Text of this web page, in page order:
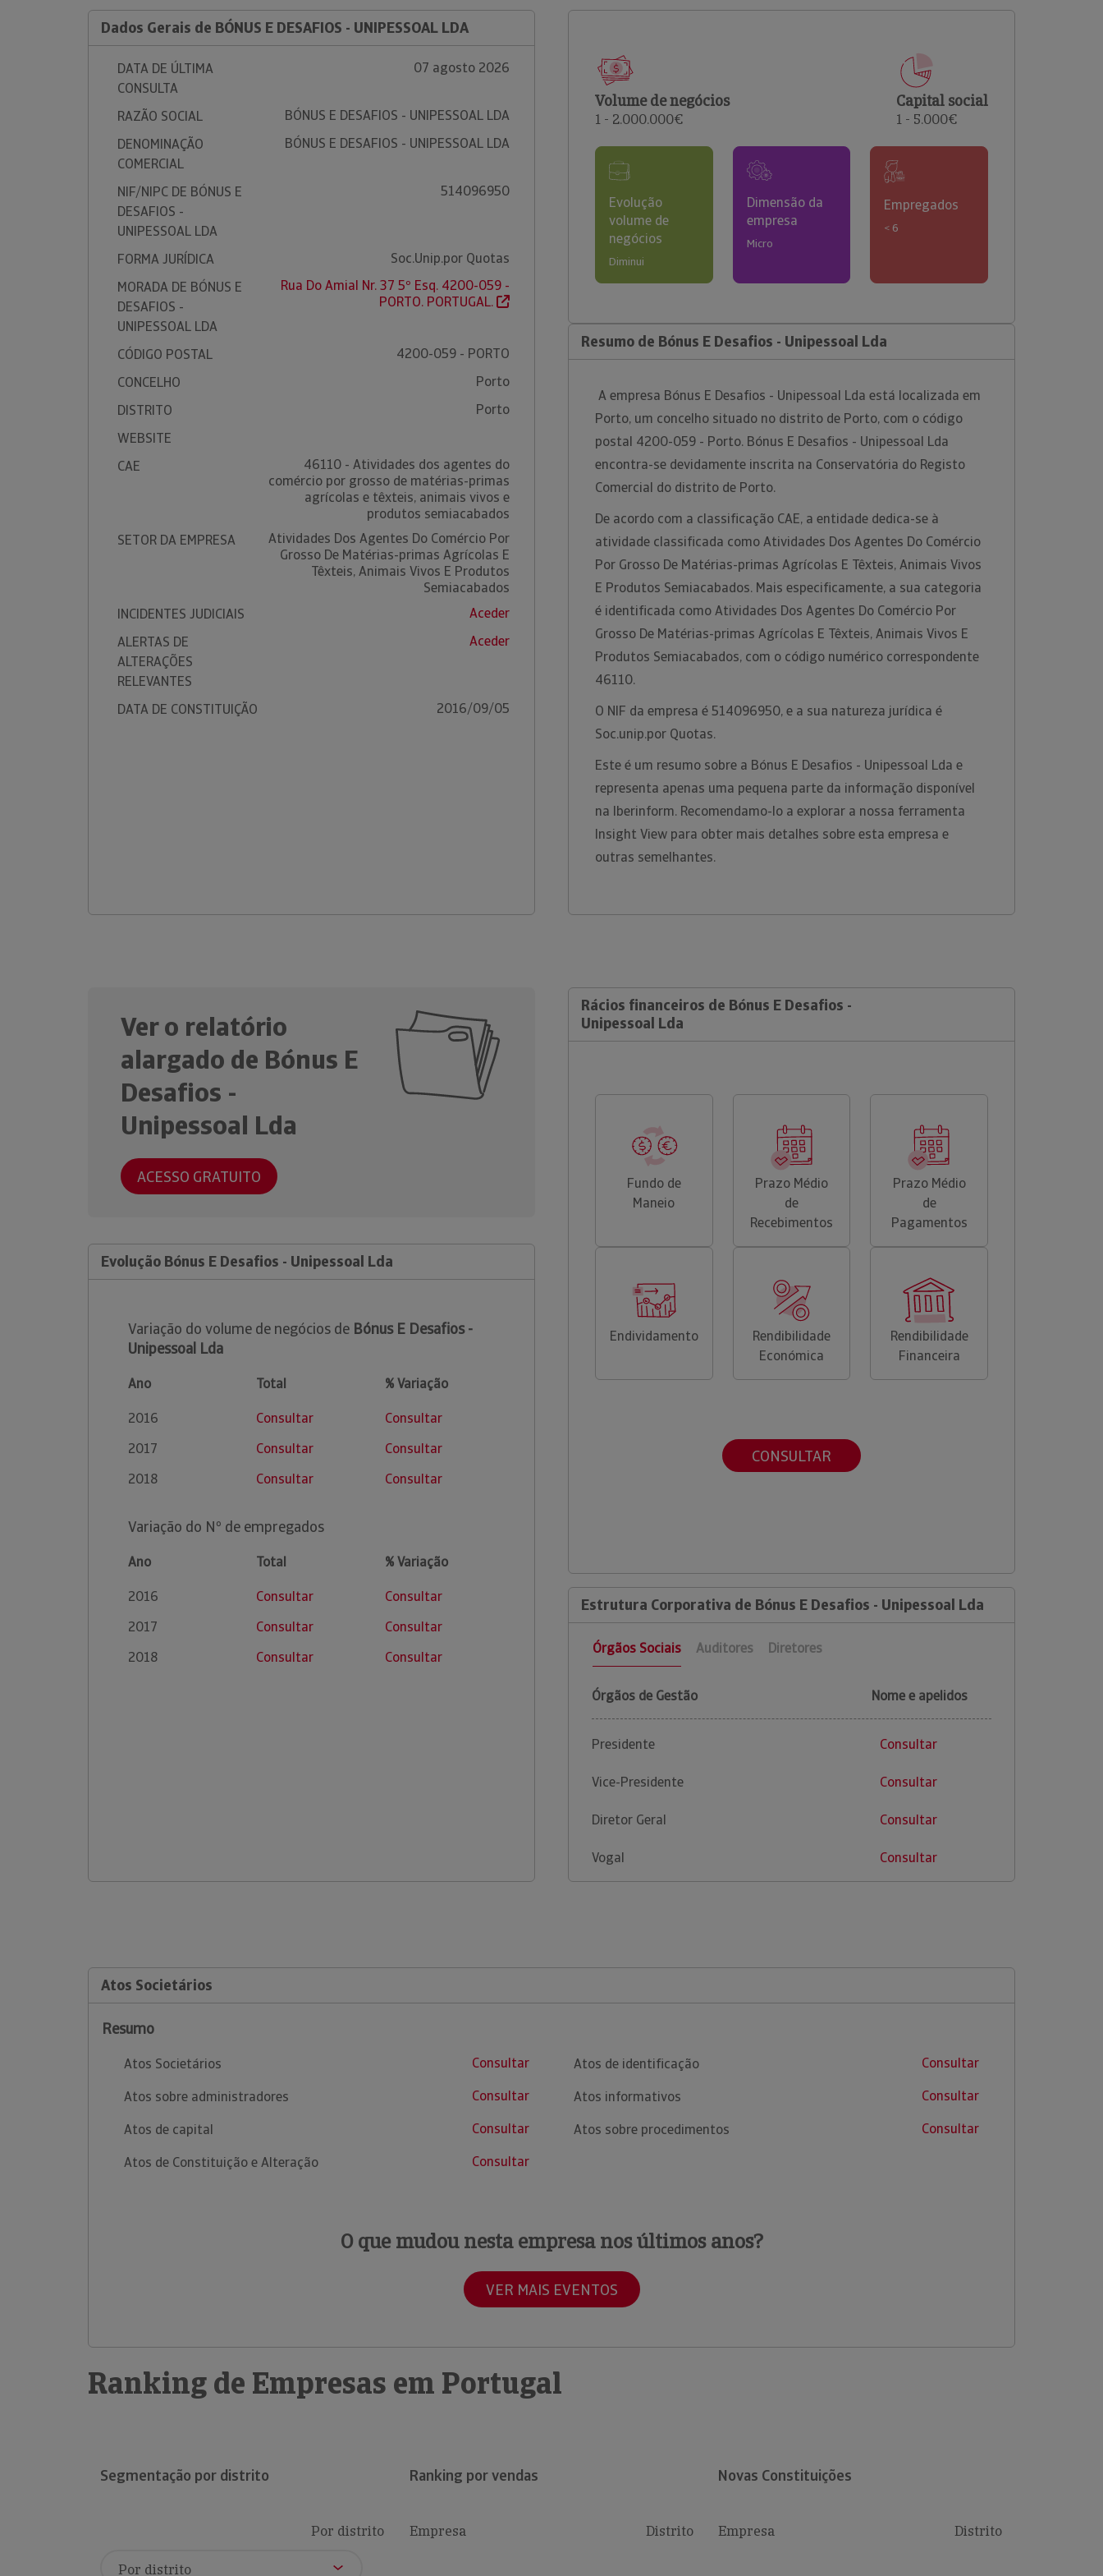
comerciais e analisar o risco de incumprimento dos
Dados Gerais de BÓNUS E DESAFIOS - UNIPESSOAL LDA
DATA DE ÚLTIMA
CONSULTA
07 agosto 2026
RAZÃO SOCIAL
BÓNUS E DESAFIOS - UNIPESSOAL LDA
DENOMINAÇÃO
COMERCIAL
BÓNUS E DESAFIOS - UNIPESSOAL LDA
NIF/NIPC DE BÓNUS E
DESAFIOS -
UNIPESSOAL LDA
514096950
FORMA JURÍDICA
Soc.Unip.por Quotas
MORADA DE BÓNUS E
DESAFIOS -
UNIPESSOAL LDA
Rua Do Amial Nr. 37 5º Esq. 4200-059 -
PORTO. PORTUGAL.
CÓDIGO POSTAL
4200-059 - PORTO
CONCELHO
Porto
DISTRITO
Porto
WEBSITE
CAE
46110 - Atividades dos agentes do
comércio por grosso de matérias-primas
agrícolas e têxteis, animais vivos e
produtos semiacabados
SETOR DA EMPRESA
Atividades Dos Agentes Do Comércio Por
Grosso De Matérias-primas Agrícolas E
Têxteis, Animais Vivos E Produtos
Semiacabados
INCIDENTES JUDICIAIS
Aceder
ALERTAS DE
ALTERAÇÕES
RELEVANTES
Aceder
DATA DE CONSTITUIÇÃO 2016/09/05
Volume de negócios
1 - 2.000.000€
Capital social
1 - 5.000€
Evolução
volume de
negócios
Diminui
Dimensão da
empresa
Micro
Empregados
< 6
Resumo de Bónus E Desafios - Unipessoal Lda
A empresa Bónus E Desafios - Unipessoal Lda está localizada em
Porto, um concelho situado no distrito de Porto, com o código
postal 4200-059 - Porto. Bónus E Desafios - Unipessoal Lda
encontra-se devidamente inscrita na Conservatória do Registo
Comercial do distrito de Porto.
De acordo com a classificação CAE, a entidade dedica-se à
atividade classificada como Atividades Dos Agentes Do Comércio
Por Grosso De Matérias-primas Agrícolas E Têxteis, Animais Vivos
E Produtos Semiacabados. Mais especificamente, a sua categoria
é identificada como Atividades Dos Agentes Do Comércio Por
Grosso De Matérias-primas Agrícolas E Têxteis, Animais Vivos E
Produtos Semiacabados, com o código numérico correspondente
46110.
O NIF da empresa é 514096950, e a sua natureza jurídica é
Soc.unip.por Quotas.
Este é um resumo sobre a Bónus E Desafios - Unipessoal Lda e
representa apenas uma pequena parte da informação disponível
na Iberinform. Recomendamo-lo a explorar a nossa ferramenta
Insight View para obter mais detalhes sobre esta empresa e
outras semelhantes.
Ver o relatório
alargado de Bónus E
Desafios -
Unipessoal Lda
ACESSO GRATUITO
Evolução Bónus E Desafios - Unipessoal Lda
Variação do volume de negócios de Bónus E Desafios -
Unipessoal Lda
Ano Total
% Variação
2016
Consultar
Consultar
2017
Consultar
Consultar
2018
Consultar Consultar
Variação do Nº de empregados
Ano Total
% Variação
2016
Consultar
Consultar
2017
Consultar
Consultar
2018
Consultar Consultar
Rácios financeiros de Bónus E Desafios -
Unipessoal Lda
Fundo de
Maneio
Prazo Médio
de
Recebimentos
Prazo Médio
de
Pagamentos
Endividamento
Rendibilidade
Económica
Rendibilidade
Financeira
CONSULTAR
Estrutura Corporativa de Bónus E Desafios - Unipessoal Lda
Órgãos Sociais Auditores Diretores
Órgãos de Gestão Nome e apelidos
Presidente Consultar
Vice-Presidente Consultar
Diretor Geral Consultar
Vogal Consultar
Atos Societários
Resumo
Atos Societários
Consultar
Atos sobre administradores
Consultar
Atos de capital
Consultar
Atos de Constituição e Alteração
Consultar
Atos de identificação
Consultar
Atos informativos
Consultar
Atos sobre procedimentos
Consultar
O que mudou nesta empresa nos últimos anos?
VER MAIS EVENTOS
Ranking de Empresas em Portugal
Segmentação por distrito
Por distrito
Ranking por vendas
Empresa Distrito
Novas Constituições
Empresa Distrito